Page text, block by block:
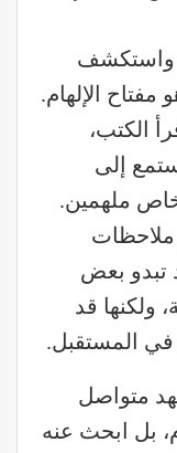
واستكشف
الإلهام.
الكتب،
إلى
ملهمين.
ملاحظات
تبدو بعض
ولكنها قد
المستقبل.
متواصل
بل ابحث عنه